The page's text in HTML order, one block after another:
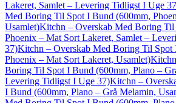
Lakeret, Samlet – Levering Tidligst I Uge
Med Boring Til Spot I Bund (600mm,
Usamlet)Kitchn – Overskab Med Boring
Phoenix – Mat Sort Lakeret, Samlet –
37)Kitchn – Overskab Med Boring Til Spot
Phoenix – Mat Sort Lakeret, Usamlet)
Boring Til Spot I Bund (600mm, Plano –
Levering Tidligst I Uge 37)Kitchn –
I Bund (600mm, Plano – Grå Melamin,